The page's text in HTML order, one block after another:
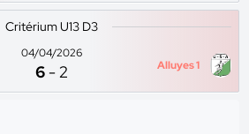
Critérium U13 D3
04/04/2026
6 -2 Alluyes 1